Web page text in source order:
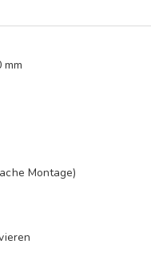
Montage)